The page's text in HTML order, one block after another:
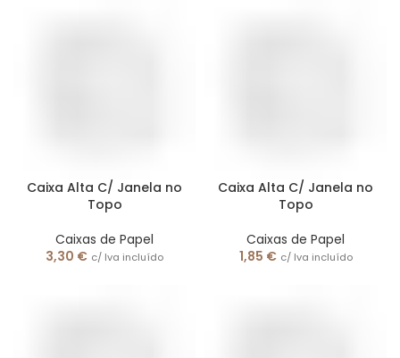
Caixa Alta C/ Janela no
Topo
Caixas de Papel
3,30 € c/ Iva incluído
Caixa Alta C/ Janela no
Topo
Caixas de Papel
1,85 € c/ Iva incluído